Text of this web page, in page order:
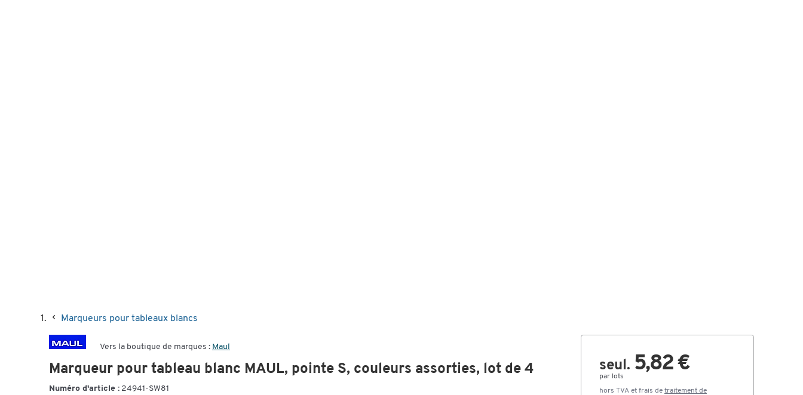
Marqueurs pour tableaux blancs
Vers la boutique de marques : Maul
Marqueur pour tableau blanc MAUL, pointe S, couleurs assorties, lot de 4
Numéro d'article : 24941-SW81
seul. 5,82 €
par lots
hors TVA et frais de traitement de